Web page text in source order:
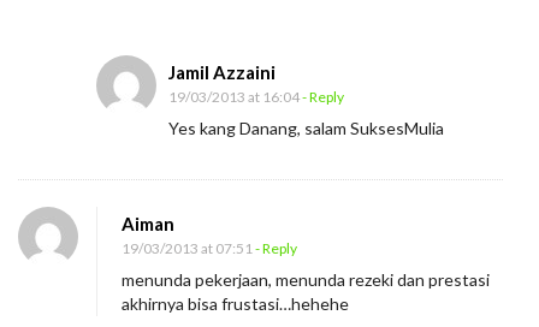
Jamil Azzaini
19/03/2013 at 16:04- Reply
Yes kang Danang, salam SuksesMulia
Aiman
19/03/2013 at 07:51- Reply
menunda pekerjaan, menunda rezeki dan prestasi
akhirnya bisa frustasi…hehehe